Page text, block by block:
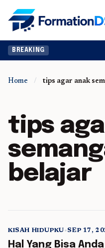
BREAKING
Home / tips agar anak
tips
belajar
KISAH HIDUPKU•SEP 17,
Hal Yang Bisa